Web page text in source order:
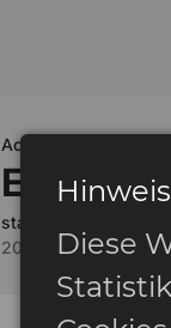
Diese